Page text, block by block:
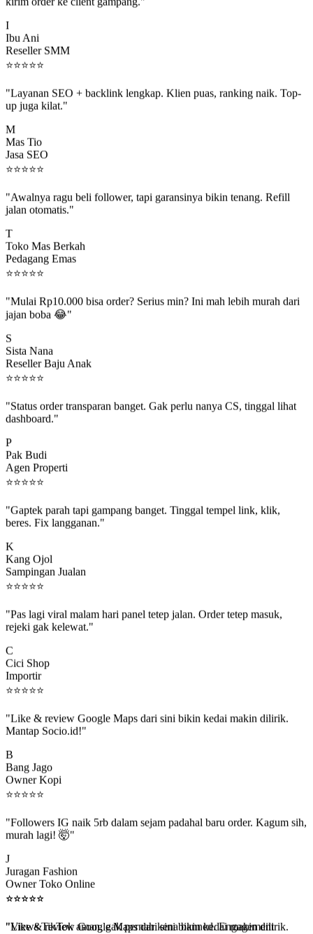
Ibu Ani
Reseller SMM
⭐⭐⭐⭐⭐
up juga kilat."
Mas Tio
Jasa SEO
⭐⭐⭐⭐⭐
jalan otomatis."
Toko Mas Berkah
Pedagang Emas
⭐⭐⭐⭐⭐
jajan boba 😂"
Sista Nana
Reseller Baju Anak
⭐⭐⭐⭐⭐
dashboard."
Pak Budi
Agen Properti
⭐⭐⭐⭐⭐
beres. Fix langganan."
Kang Ojol
Sampingan Jualan
⭐⭐⭐⭐⭐
rejeki gak kelewat."
Cici Shop
Importir
⭐⭐⭐⭐⭐
Mantap Socio.id!"
Bang Jago
Owner Kopi
⭐⭐⭐⭐ ⭐
murah lagi! 🤯"
Juragan Fashion
Owner Toko Online
⭐⭐⭐⭐ ⭐
beneran naik, algoritma suka."